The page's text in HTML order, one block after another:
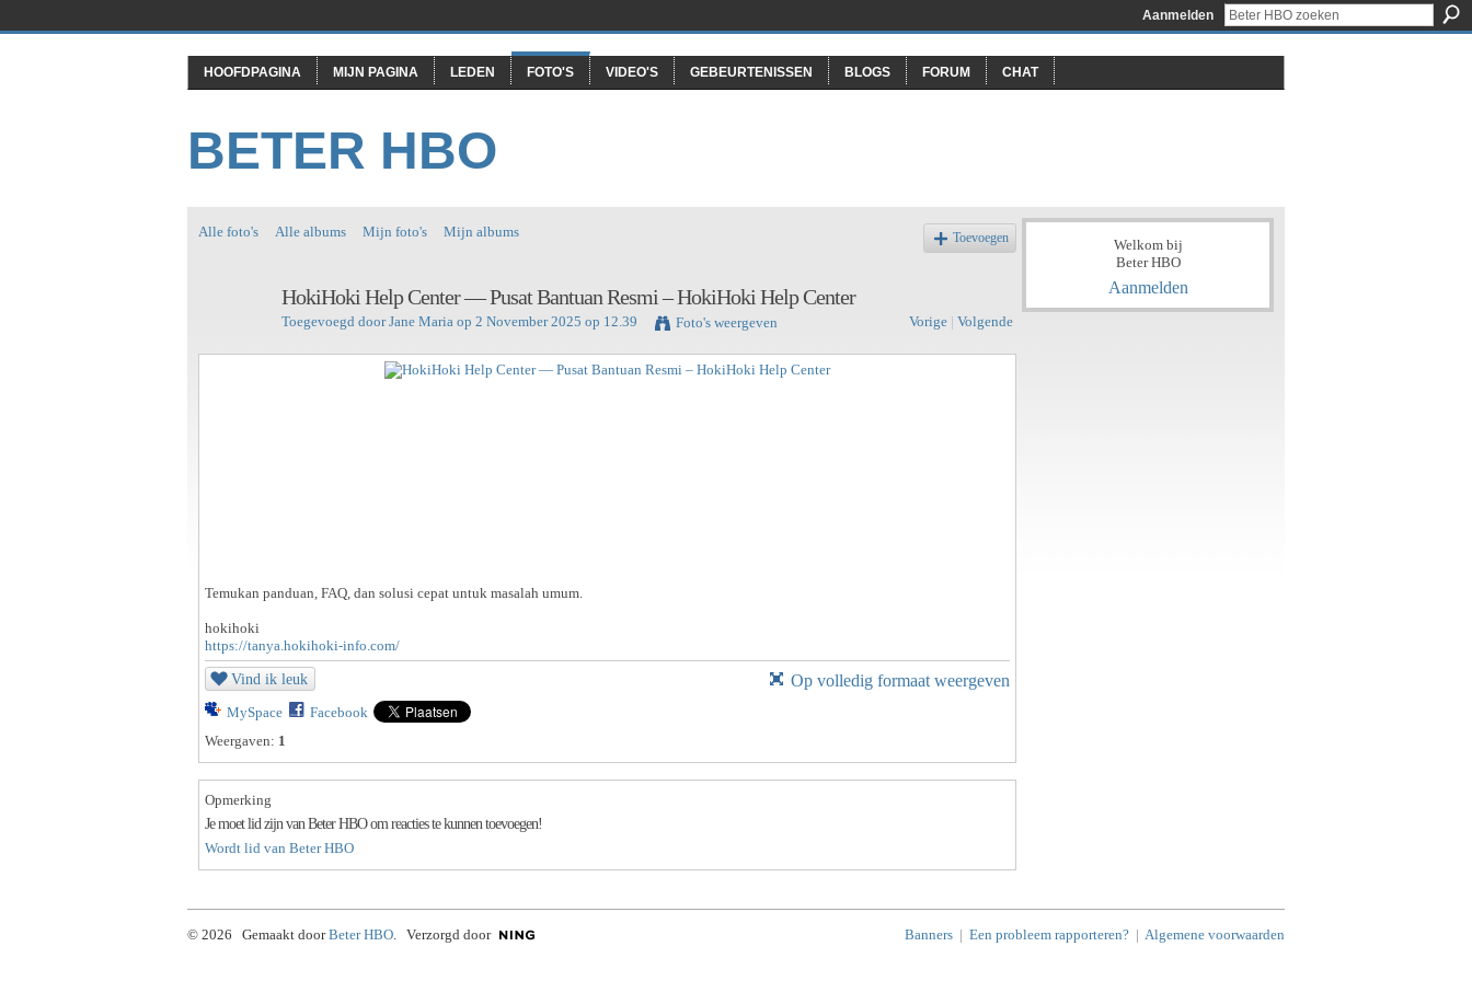
Aanmelden
HOOFDPAGINA MIJN PAGINA LEDEN FOTO'S VIDEO'S GEBEURTENISSEN BLOGS FORUM CHAT
BETER HBO
Alle foto's Alle albums Mijn foto's Mijn albums Toevoegen
HokiHoki Help Center — Pusat Bantuan Resmi – HokiHoki Help Center
Toegevoegd doorJane Maria op 2 November 2025 op 12.39 Foto's weergeven Vorige | Volgende
Temukan panduan, FAQ, dan solusi cepat untuk masalah umum.
hokihoki
https://tanya.hokihoki-info.com/
Vind ik leuk
MySpace
Facebook
Weergaven: 1
Op volledig formaat weergeven
Opmerking
Je moet lid zijn van Beter HBO om reacties te kunnen toevoegen!
Wordt lid van Beter HBO
Welkom bij
Beter HBO
Aanmelden
© 2026 Gemaakt doorBeter HBO. Verzorgd door Banners | Een probleem rapporteren? | Algemene voorwaarden